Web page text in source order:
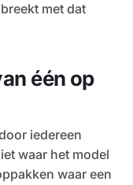
breekt met dat
één op
iedereen
waar het model
waar een